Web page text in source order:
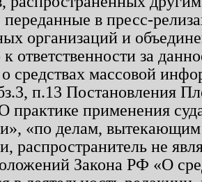
в пресс-
организаций и
ответственности за
средствах массовой
п.13 Постановления
практике применения
«по делам, вытекающим
распространитель не
Закона РФ «О